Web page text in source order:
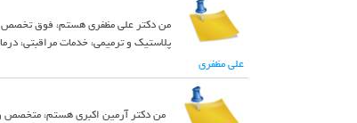
علی مظفری
پلاستیک و ترمیمی، خدمات مراقبتی،